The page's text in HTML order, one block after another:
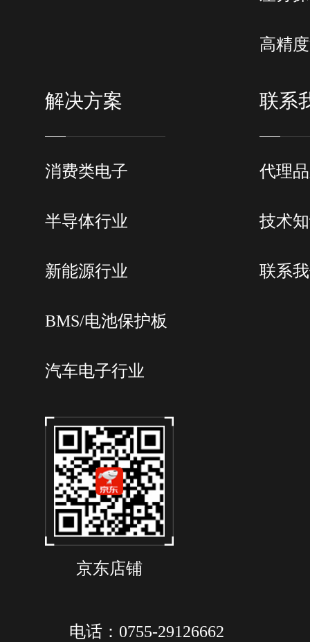
高精
解决方案
消费类电子
半导体行业
新能源行业
BMS/电池保护板
汽车电子行业
联系
代理
技术
联系
京东店铺
电话：0755-29126662